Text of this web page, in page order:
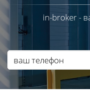
in-broker -